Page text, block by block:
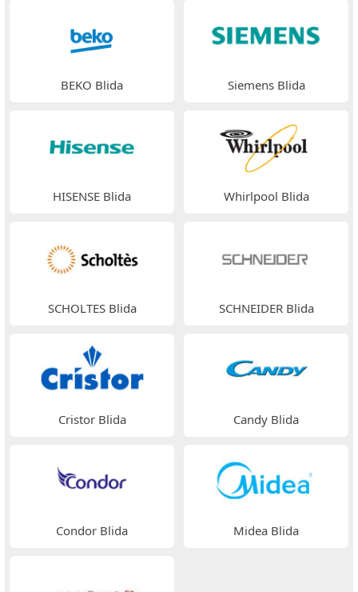
BEKO Blida Siemens Blida
HISENSE Blida Whirlpool Blida
SCHOLTES Blida SCHNEIDER Blida
Cristor Blida Candy Blida
Condor Blida Midea Blida